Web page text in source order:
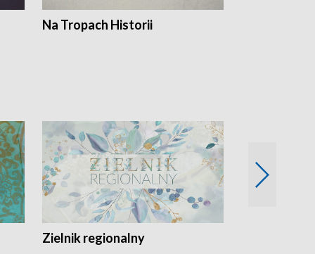
Na Tropach Historii
Zielnik regionalny